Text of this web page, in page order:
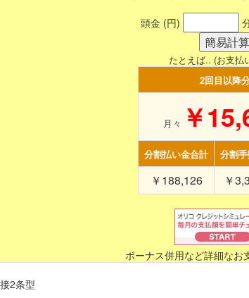
頭金 (円)
たとえば.. (お支払
2回目以降
月々 ￥
分割払い金合計 分割
￥188,126 ￥
ボーナス併用など詳細なお
2条型